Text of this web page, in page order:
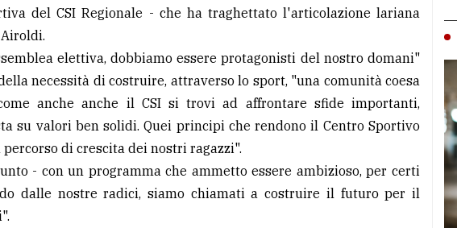
del CSI Regionale - che ha traghettato l'articolazione lariana
elettiva, dobbiamo essere protagonisti del nostro domani"
necessità di costruire, attraverso lo sport, "una comunità coesa
anche anche il CSI si trovi ad affrontare sfide importanti,
su valori ben solidi. Quei principi che rendono il Centro Sportivo
di crescita dei nostri ragazzi".
- con un programma che ammetto essere ambizioso, per certi
dalle nostre radici, siamo chiamati a costruire il futuro per il